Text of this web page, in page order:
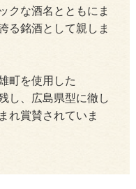
クな酒名とともにま
る銘酒として親しま
町を使用した
し、広島県型に徹し
れ賞賛されていま